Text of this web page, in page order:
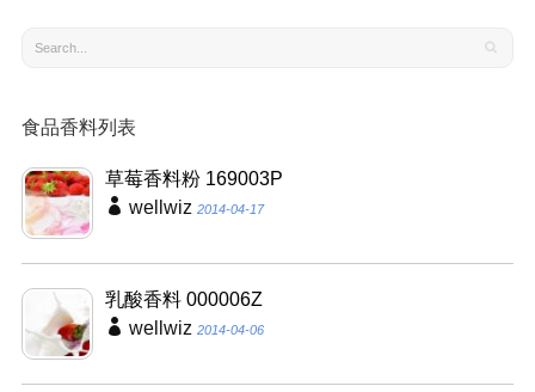
食品香料列表
草莓香料粉 169003P
wellwiz 2014-04-17
乳酸香料 000006Z
wellwiz 2014-04-06